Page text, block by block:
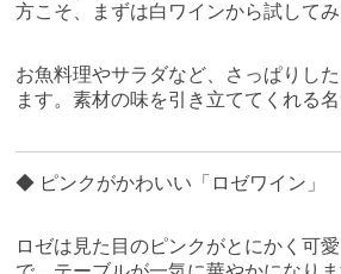
方こそ、まずは白ワインから試してみ
お魚料理やサラダなど、さっぱりし
ます。素材の味を引き立ててくれる
◆ ピンクがかわいい「ロゼワイン」
ロゼは見た目のピンクがとにかく可